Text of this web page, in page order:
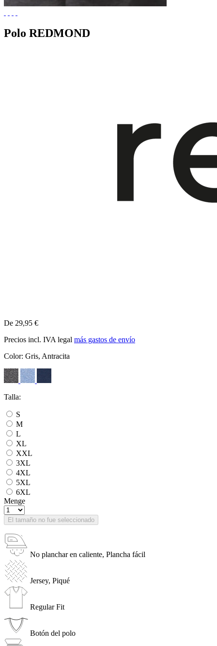
Polo REDMOND
De 29,95 €
Precios incl. IVA legal más gastos de envío
Color: Gris, Antracita
Talla:
S
M
L
XL
XXL
3XL
4XL
5XL
6XL
Menge
El tamaño no fue seleccionado
No planchar en caliente, Plancha fácil
Jersey, Piqué
Regular Fit
Botón del polo